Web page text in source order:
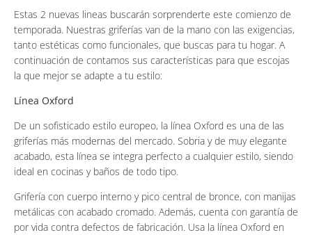
Estas 2 nuevas lineas buscarán sorprenderte este comienzo de
temporada. Nuestras griferías van de la mano con las exigencias,
tanto estéticas como funcionales, que buscas para tu hogar. A
continuación de contamos sus características para que escojas
la que mejor se adapte a tu estilo:
Línea Oxford
De un sofisticado estilo europeo, la línea Oxford es una de las
griferías más modernas del mercado. Sobria y de muy elegante
acabado, esta línea se integra perfecto a cualquier estilo, siendo
ideal en cocinas y baños de todo tipo.
Grifería con cuerpo interno y pico central de bronce, con manijas
metálicas con acabado cromado. Además, cuenta con garantía de
por vida contra defectos de fabricación. Usa la línea Oxford en